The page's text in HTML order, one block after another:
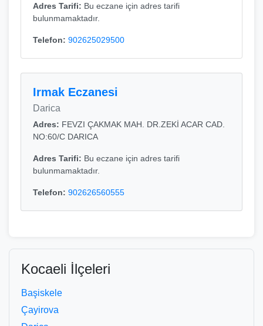
Adres Tarifi: Bu eczane için adres tarifi
bulunmamaktadır.
Telefon: 902625029500
Irmak Eczanesi
Darica
Adres: FEVZI ÇAKMAK MAH. DR.ZEKİ ACAR CAD.
NO:60/C DARICA
Adres Tarifi: Bu eczane için adres tarifi
bulunmamaktadır.
Telefon: 902626560555
Kocaeli İlçeleri
Başiskele
Çayirova